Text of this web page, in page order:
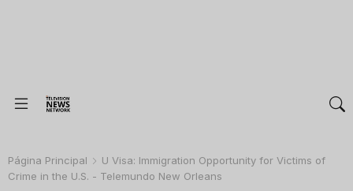
Página Principal
U Visa: Immigration Opportunity for Victims of
Crime in the U.S. - Telemundo New Orleans